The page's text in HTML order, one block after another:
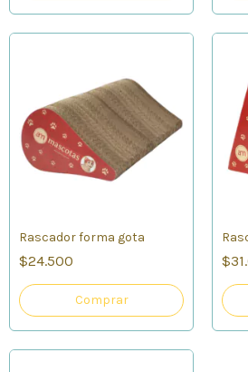
Rascador forma gota
$24.500